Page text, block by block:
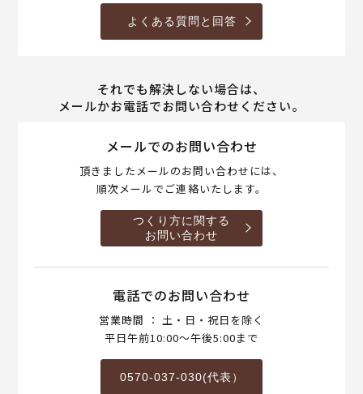
よくある質問と回答
それでも解決しない場合は、
メールかお電話でお問い合わせください。
メールでのお問い合わせ
頂きましたメールのお問い合わせには、
順次メールでご連絡いたします。
つくり方に関する
お問い合わせ
電話でのお問い合わせ
営業時間 ： 土・日・祝日を除く
平日午前10:00～午後5:00まで
0570-037-030(代表）